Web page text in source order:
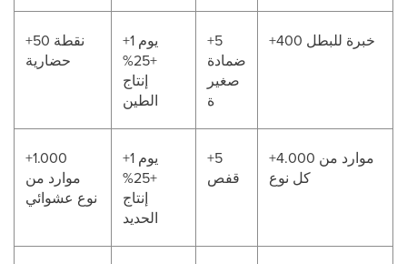
+50 نقطة
حضارية
+1 يوم
+25%
إنتاج
الطين
+5
ضمادة
صغير
ة
+400 خبرة للبطل
+1.000
موارد من
نوع عشوائي
+1 يوم
+25%
إنتاج
الحديد
+5
قفص
+4.000 موارد من
كل نوع